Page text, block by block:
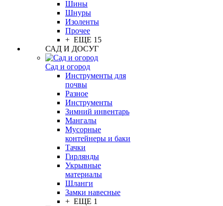
Шины
Шнуры
Изоленты
Прочее
+ ЕЩЕ 15
САД И ДОСУГ
Сад и огород
Инструменты для
почвы
Разное
Инструменты
Зимний инвентарь
Мангалы
Мусорные
контейнеры и баки
Тачки
Гирлянды
Укрывные
материалы
Шланги
Замки навесные
+ ЕЩЕ 1